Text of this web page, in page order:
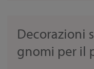
Decorazioni
gnomi per il